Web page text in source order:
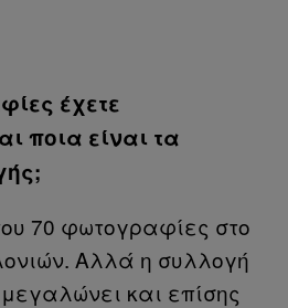
έχετε
ποια είναι τα
70 φωτογραφίες στο
Αλλά η συλλογή
και επίσης